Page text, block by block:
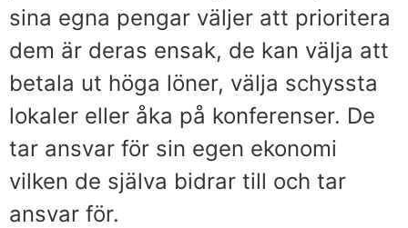
sina egna pengar väljer att prioritera
dem är deras ensak, de kan välja att
betala ut höga löner, välja schyssta
lokaler eller åka på konferenser. De
tar ansvar för sin egen ekonomi
vilken de själva bidrar till och tar
ansvar för.